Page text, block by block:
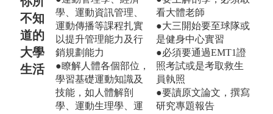
不知
道的
大學
生活
學、運動資訊管理、
運動傳播等課程扎實
以提升管理能力及行
銷規劃能力
●瞭解人體各個部位，
學習基礎運動知識及
技能，如人體解剖
學、運動生理學、運
看大體老師
●大三開始要至球隊或
是健身中心實習
●必須要通過EMT1證
照考試或是考取救生
員執照
●要讀原文論文，撰寫
研究專題報告